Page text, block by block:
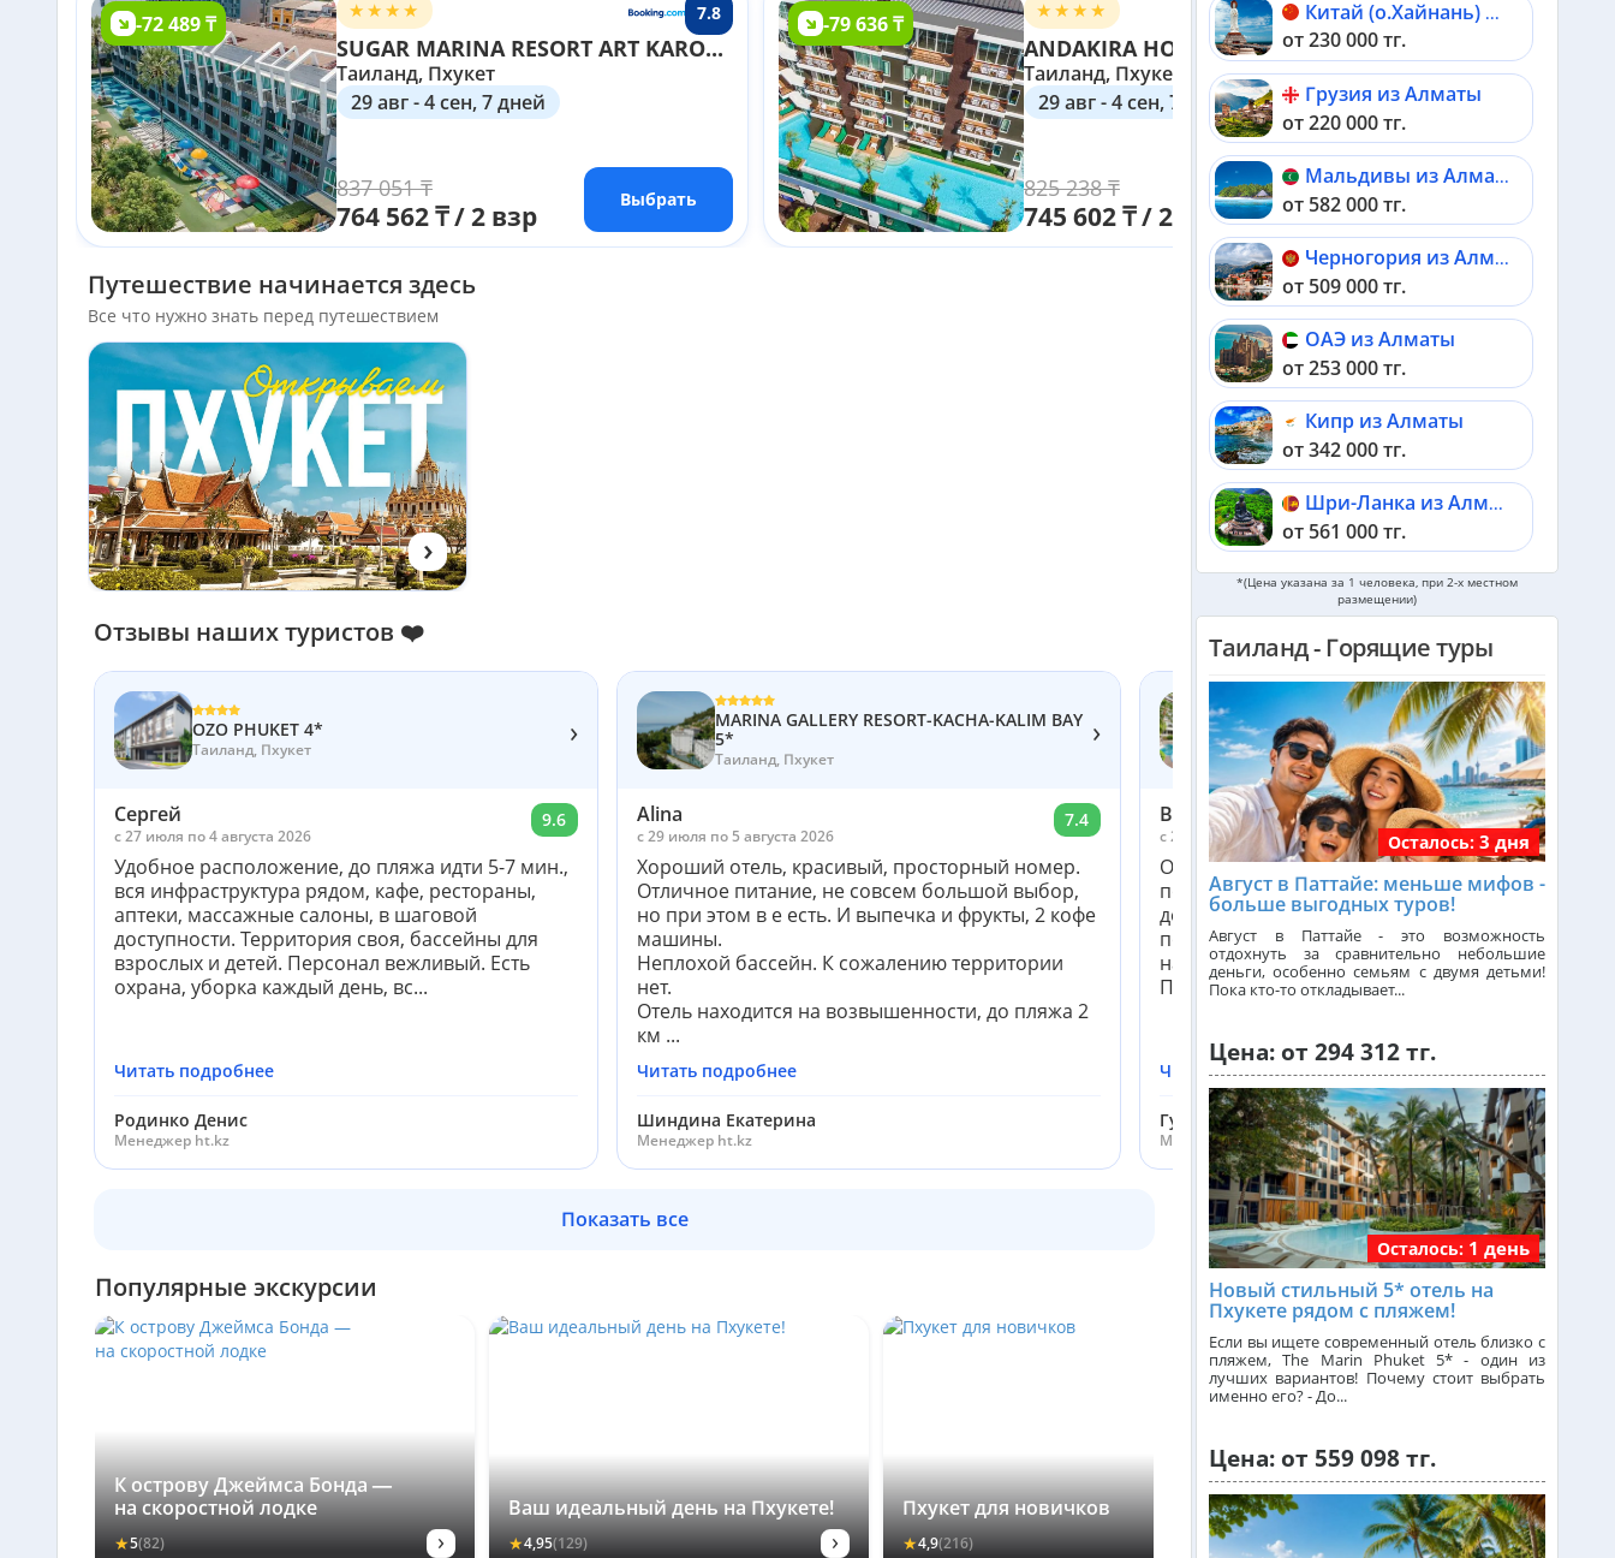
-72 489 ₸ 7.8
SUGAR MARINA RESORT ART KARON PHUKET 4*+
Таиланд, Пхукет
29 авг - 4 сен, 7 дней
837 051 ₸
764 562 ₸ / 2 взр
Выбрать
-79 636 ₸ 8.2
ANDAKIRA HOTEL 4*
Таиланд, Пхукет
29 авг - 4 сен, 7 дней
825 238 ₸
745 602 ₸ / 2 взр
Выбрать
Путешествие начинается здесь
Все что нужно знать перед путешествием
›
Отзывы наших туристов ❤️
OZO PHUKET 4*
Таиланд, Пхукет ›
Сергей
c 27 июля по 4 августа 2026
9.6
Удобное расположение, до пляжа идти 5-7 мин.,
вся инфраструктура рядом, кафе, рестораны,
аптеки, массажные салоны, в шаговой
доступности. Территория своя, бассейны для
взрослых и детей. Персонал вежливый. Есть
охрана, уборка каждый день, вс...
Читать подробнее
Родинко Денис
Менеджер ht.kz
MARINA GALLERY RESORT-KACHA-KALIM BAY
5*
Таиланд, Пхукет
›
Alina
c 29 июля по 5 августа 2026
7.4
Хороший отель, красивый, просторный номер.
Отличное питание, не совсем большой выбор,
но при этом в е есть. И выпечка и фрукты, 2 кофе
машины.
Неплохой бассейн. К сожалению территории
нет.
Отель находится на возвышенности, до пляжа 2
км ...
Читать подробнее
Шиндина Екатерина
Менеджер ht.kz
COSY BEACH HOTEL 4*
Таиланд, Паттайя
Валентина
c 23 июля по 31 июля 2026
Отель неплохой, расположение нам
понравилось, но от центра далековато,
добирались на такси, зато район тихий, уютный,
поэтому для нас это не минус. Питание
на любой вкус, голодным не останешься точно.
Пляж у отеля свой, только спус...
Читать подробнее
Гусакова Екатерина
Менеджер ht.kz
Показать все
Популярные экскурсии
К острову Джеймса Бонда —
на скоростной лодке
★5(82) ›
Ваш идеальный день на Пхукете!
★4,95(129) ›
Пхукет для новичков
★4,9(216) ›
Лучшее на Пхукете за 1 день
★4,96(157)
Китай (о.Хайнань) из Алматы
от 230 000 тг.
Грузия из Алматы
от 220 000 тг.
Мальдивы из Алматы
от 582 000 тг.
Черногория из Алматы
от 509 000 тг.
ОАЭ из Алматы
от 253 000 тг.
Кипр из Алматы
от 342 000 тг.
Шри-Ланка из Алматы
от 561 000 тг.
Катар из Алматы
от 323 000 тг.
от 741 000 тг.
Малайзия из Алматы
от 384 000 тг.
Индия (ГОА) из Алматы
Италия из Алматы
Чехия из Алматы
Греция из Алматы
Сейшелы из Алматы
Доминикана из Алматы
Франция из Алматы
Болгария из Алматы
Финляндия из Алматы
*(Цена указана за 1 человека, при 2-х местном
размещении)
Таиланд - Горящие туры
Осталось: 3 дня
Август в Паттайе: меньше мифов -
больше выгодных туров!
Август в Паттайе - это возможность
отдохнуть за сравнительно небольшие
деньги, особенно семьям с двумя детьми!
Пока кто-то откладывает...
Цена: от 294 312 тг.
Осталось: 1 день
Новый стильный 5* отель на
Пхукете рядом с пляжем!
Если вы ищете современный отель близко с
пляжем, The Marin Phuket 5* - один из
лучших вариантов! Почему стоит выбрать
именно его? - До...
Цена: от 559 098 тг.